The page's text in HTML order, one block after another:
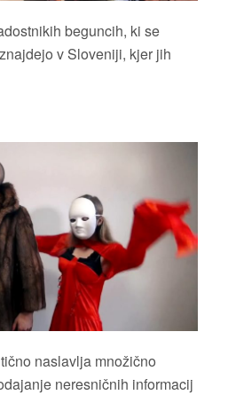
beguncih, ki se
v Sloveniji, kjer jih
naslavlja množično
neresničnih informacij